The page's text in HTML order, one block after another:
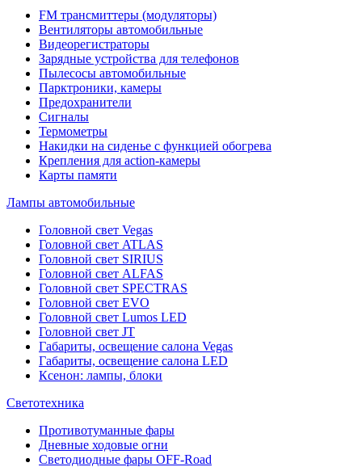
FM трансмиттеры (модуляторы)
Вентиляторы автомобильные
Видеорегистраторы
Зарядные устройства для телефонов
Пылесосы автомобильные
Парктроники, камеры
Предохранители
Сигналы
Термометры
Накидки на сиденье с функцией обогрева
Крепления для action-камеры
Карты памяти
Лампы автомобильные
Головной свет Vegas
Головной свет ATLAS
Головной свет SIRIUS
Головной свет ALFAS
Головной свет SPECTRAS
Головной свет EVO
Головной свет Lumos LED
Головной свет JT
Габариты, освещение салона Vegas
Габариты, освещение салона LED
Ксенон: лампы, блоки
Светотехника
Противотуманные фары
Дневные ходовые огни
Светодиодные фары OFF-Road